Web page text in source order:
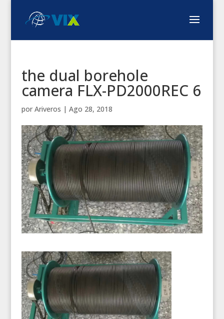
the dual borehole
camera FLX-PD2000REC 6
por Ariveros | Ago 28, 2018